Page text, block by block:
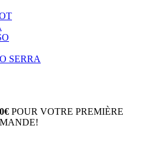
SERRA
POUR VOTRE PREMIÈRE